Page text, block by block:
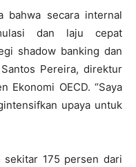
bahwa secara internal
dan laju cepat
shadow banking dan
Pereira, direktur
Ekonomi OECD. “Saya
upaya untuk
sekitar 175 persen dari